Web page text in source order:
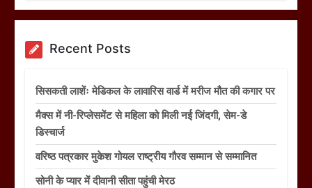
Recent Posts
सिसकती लाशेंः मेडिकल के लावारिस वार्ड में मरीज मौत की कगार पर
मैक्स में नी-रिप्लेसमेंट से महिला को मिली नई जिंदगी, सेम-डे
डिस्चार्ज
वरिष्ठ पत्रकार मुकेश गोयल राष्ट्रीय गौरव सम्मान से सम्मानित
सोनी के प्यार में दीवानी सीता पहुंची मेरठ